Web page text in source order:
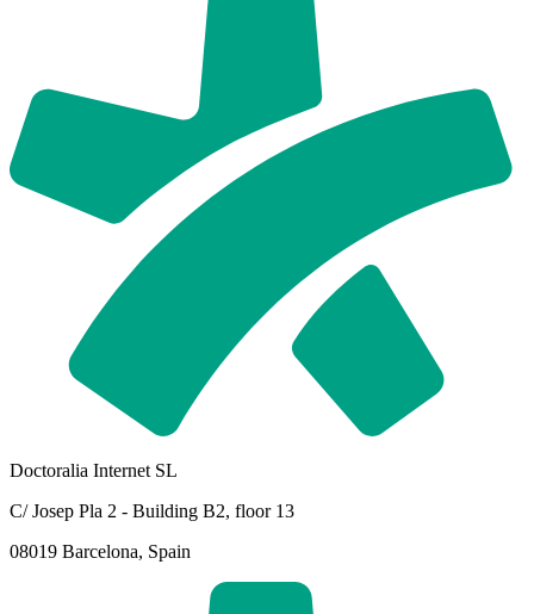
Doctoralia Internet SL
C/ Josep Pla 2 - Building B2, floor 13
08019 Barcelona, Spain